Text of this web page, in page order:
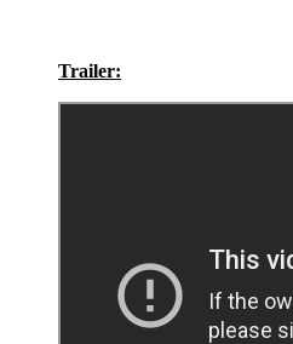
Trailer: